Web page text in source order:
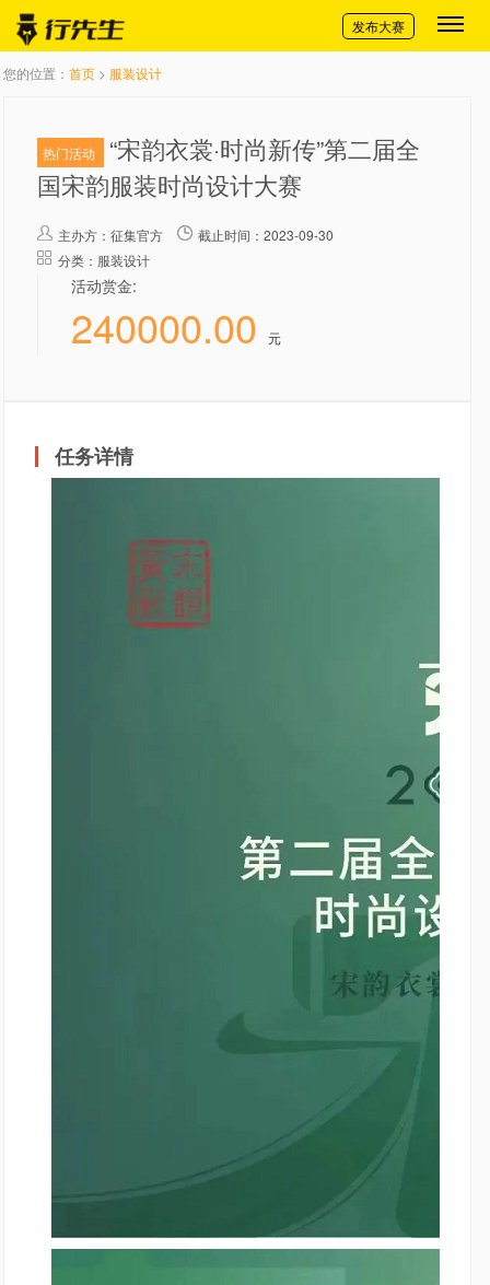
切换导航
发布大赛
您的位置： 首页 > 服装设计
热门活动
“宋韵衣裳·时尚新传”第二届全
国宋韵服装时尚设计大赛
主办方： 征集官方
截止时间：2023-09-30
分类：服装设计
活动赏金:
240000.00 元
任务详情